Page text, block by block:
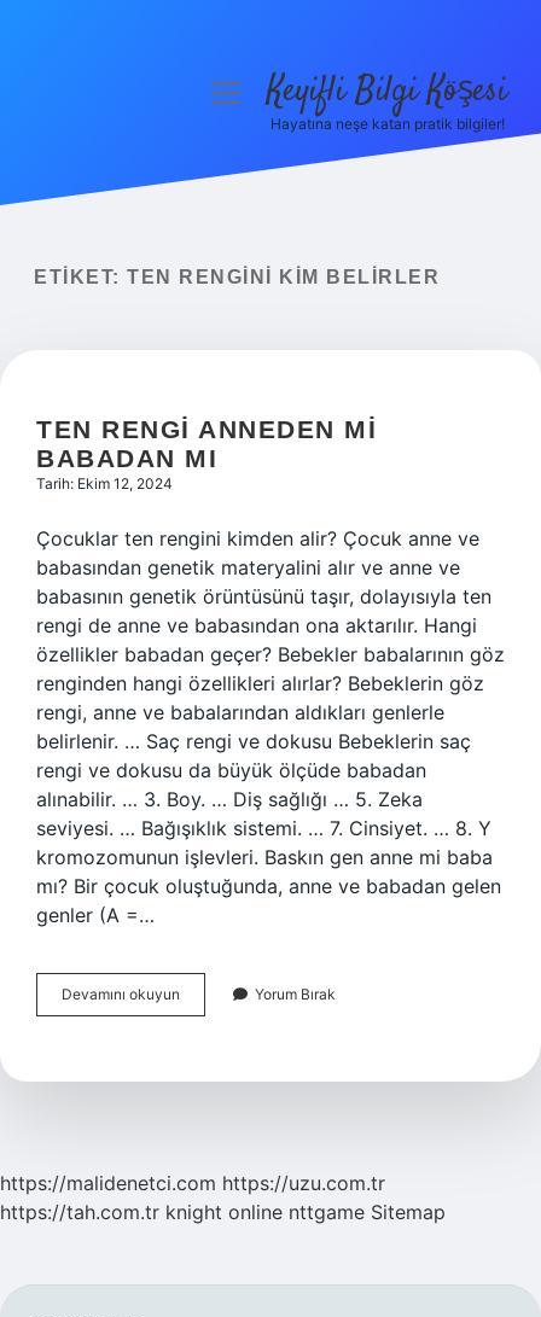
Yasal Uyarı
menüyüKeyifli Bilgi Köşesi
Hayatına neşe katan pratik bilgiler!
ETIKET: TEN RENGINI KIM BELIRLER
TEN RENGI ANNEDEN MI
BABADAN MI
Tarih: Ekim 12, 2024
Çocuklar ten rengini kimden alir? Çocuk anne ve
babasından genetik materyalini alır ve anne ve
babasının genetik örüntüsünü taşır, dolayısıyla ten
rengi de anne ve babasından ona aktarılır. Hangi
özellikler babadan geçer? Bebekler babalarının göz
renginden hangi özellikleri alırlar? Bebeklerin göz
rengi, anne ve babalarından aldıkları genlerle
belirlenir. … Saç rengi ve dokusu Bebeklerin saç
rengi ve dokusu da büyük ölçüde babadan
alınabilir. … 3. Boy. … Diş sağlığı … 5. Zeka
seviyesi. … Bağışıklık sistemi. … 7. Cinsiyet. … 8. Y
kromozomunun işlevleri. Baskın gen anne mi baba
mı? Bir çocuk oluştuğunda, anne ve babadan gelen
genler (A =…
Devamını okuyun
Rengi
Babadan
Yorum Bırak
https://malidenetci.com https://uzu.com.tr
https://tah.com.tr knight online nttgame Sitemap